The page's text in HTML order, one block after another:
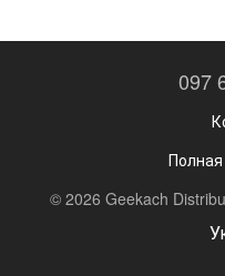
097
© 2026 Geekach